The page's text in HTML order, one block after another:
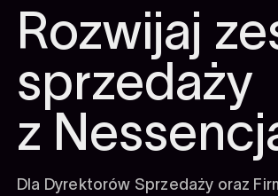
Rozwijaj
sprzedaży
z
Dla Dyrektorów Sprzedaży oraz